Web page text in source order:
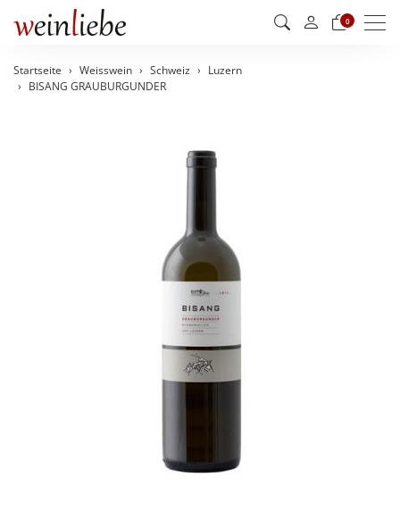
0
Startseite Weisswein Schweiz
Luzern
BISANG GRAUBURGUNDER